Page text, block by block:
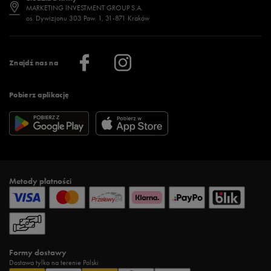
Znajdź nas na
Pobierz aplikację
Regulamin sklepu 50 style
Regulamin aplikacji 50 style
Więcej regulaminów >
Jak wybrać buty na zimę?
Więcej >
Stylizacje damskie
Sklepy stacjonarne
Klub 50 style
Praca
Informacje o firmie
MARKETING INVESTMENT GROUP S.A.
os. Dywizjonu 303 Paw. 1, 31-871 Kraków
Metody płatności
Formy dostawy
Dostawa tylko na terenie Polski